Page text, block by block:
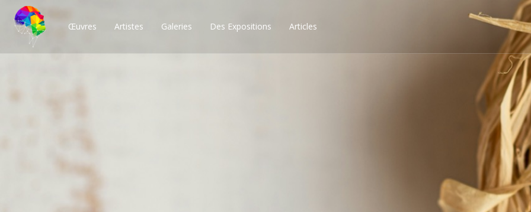
Œuvres Artistes Galeries Des Expositions Articles